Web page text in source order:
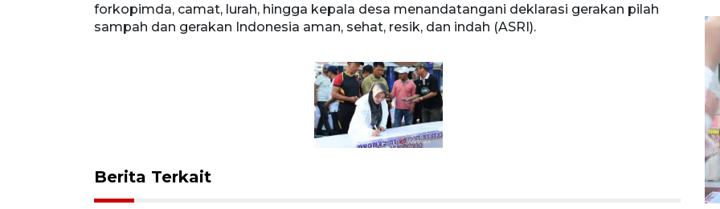
forkopimda, camat, lurah, hingga kepala desa menandatangani deklarasi gerakan pilah
sampah dan gerakan Indonesia aman, sehat, resik, dan indah (ASRI).
Berita Terkait